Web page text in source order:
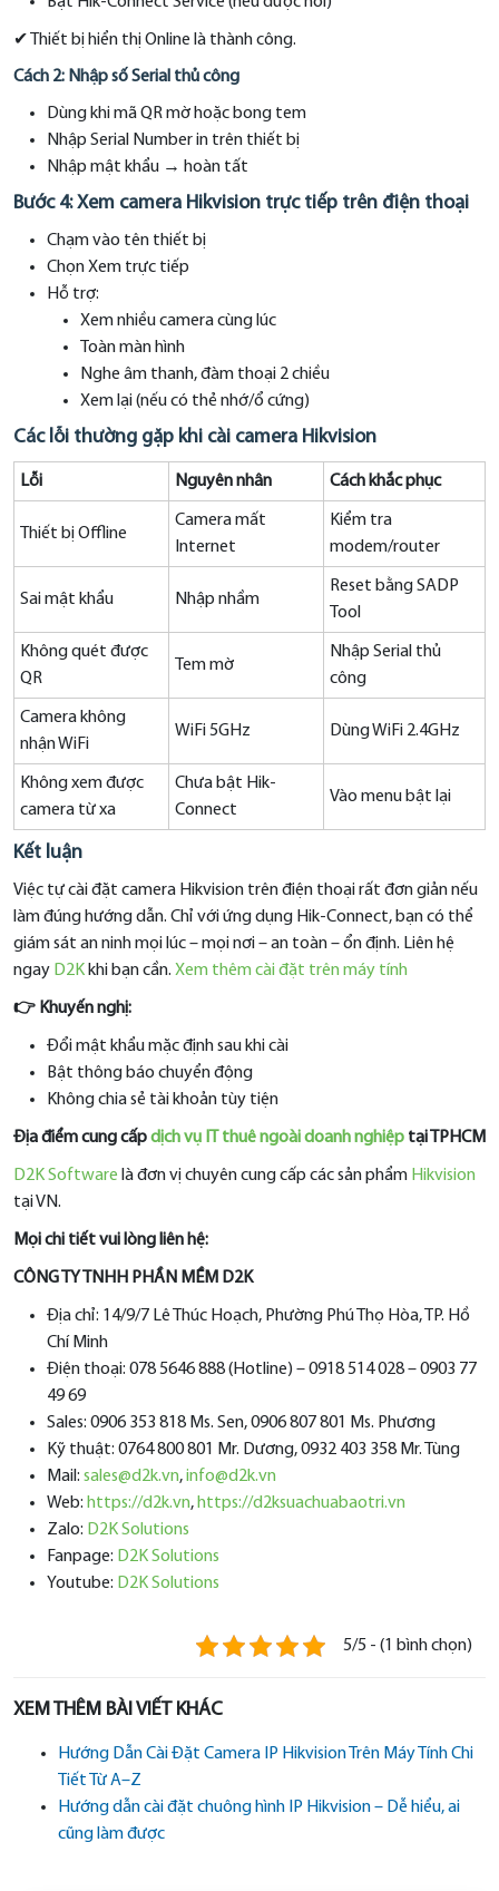
✔ Thiết bị hiển thị Online là thành công.
Cách 2: Nhập số Serial thủ công
Dùng khi mã QR mờ hoặc bong tem
Nhập Serial Number in trên thiết bị
Nhập mật khẩu → hoàn tất
Bước 4: Xem camera Hikvision trực tiếp trên điện thoại
Chạm vào tên thiết bị
Chọn Xem trực tiếp
Hỗ trợ:
Xem nhiều camera cùng lúc
Toàn màn hình
Nghe âm thanh, đàm thoại 2 chiều
Xem lại (nếu có thẻ nhớ/ổ cứng)
Các lỗi thường gặp khi cài camera Hikvision
Lỗi Nguyên nhân Cách khắc phục
Thiết bị Offline
Camera mất
Internet
Kiểm tra
modem/router
Sai mật khẩu Nhập nhầm
Reset bằng SADP
Tool
Không quét được
QR
Tem mờ
Nhập Serial thủ
công
Camera không
nhận WiFi
WiFi 5GHz Dùng WiFi 2.4GHz
Không xem được
camera từ xa
Chưa bật Hik-
Connect
Vào menu bật lại
Kết luận
Việc tự cài đặt camera Hikvision trên điện thoại rất đơn giản nếu
làm đúng hướng dẫn. Chỉ với ứng dụng Hik-Connect, bạn có thể
giám sát an ninh mọi lúc – mọi nơi – an toàn – ổn định. Liên hệ
ngay D2Kkhi bạn cần. Xem thêm cài đặt trên máy tính
👉 Khuyến nghị:
Đổi mật khẩu mặc định sau khi cài
Bật thông báo chuyển động
Không chia sẻ tài khoản tùy tiện
Địa điểm cung cấpdịch vụ IT thuê ngoài doanh nghiệp tại TPHCM
D2K Software là đơn vị chuyên cung cấp các sản phẩm Hikvision
tại VN.
Mọi chi tiết vui lòng liên hệ:
CÔNG TY TNHH PHẦN MỀM D2K
Địa chỉ: 14/9/7 Lê Thúc Hoạch, Phường Phú Thọ Hòa, TP. Hồ
Chí Minh
Điện thoại: 078 5646 888 (Hotline) – 0918 514 028 – 0903 77
49 69
Sales: 0906 353 818 Ms. Sen, 0906 807 801 Ms. Phương
Kỹ thuật: 0764 800 801 Mr. Dương, 0932 403 358 Mr. Tùng
Mail: sales@d2k.vn,info@d2k.vn
Web: https://d2k.vn,https://d2ksuachuabaotri.vn
Zalo: D2K Solutions
Fanpage: D2K Solutions
Youtube: D2K Solutions
5/5 - (1 bình chọn)
XEM THÊM BÀI VIẾT KHÁC
Hướng Dẫn Cài Đặt Camera IP Hikvision Trên Máy Tính Chi
Tiết Từ A–Z
Hướng dẫn cài đặt chuông hình IP Hikvision – Dễ hiểu, ai
cũng làm được